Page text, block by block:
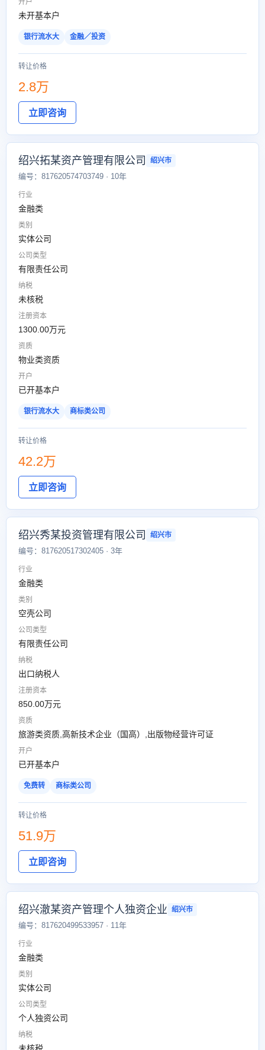
开户
未开基本户
银行流水大 金融／投资
转让价格
2.8万
立即咨询
绍兴拓某资产管理有限公司 绍兴市
编号：817620574703749 · 10年
行业
金融类
类别
实体公司
公司类型
有限责任公司
纳税
未核税
注册资本
1300.00万元
资质
物业类资质
开户
已开基本户
银行流水大 商标类公司
转让价格
42.2万
立即咨询
绍兴秀某投资管理有限公司 绍兴市
编号：817620517302405 · 3年
行业
金融类
类别
空壳公司
公司类型
有限责任公司
纳税
出口纳税人
注册资本
850.00万元
资质
旅游类资质,高新技术企业（国高）,出版物经营许可证
开户
已开基本户
免费转 商标类公司
转让价格
51.9万
立即咨询
绍兴澈某资产管理个人独资企业 绍兴市
编号：817620499533957 · 11年
行业
金融类
类别
实体公司
公司类型
个人独资公司
纳税